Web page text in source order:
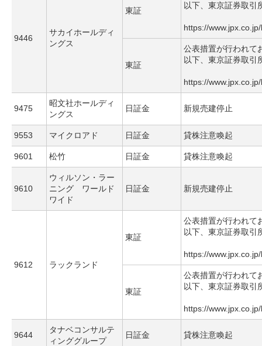
9446
サカイホールディ
ングス
東証
以下、東京証券取引
https://
東証
公表措置が行われて
以下、東京証券取引
https://
9475
昭文社ホールディ
ングス
日証金 新規売建停止
9553 マイクロアド 日証金 貸株注意喚起
9601 松竹 日証金 貸株注意喚起
9610
ウィルソン・ラー
ニング ワールド
ワイド
日証金 新規売建停止
9612 ラックランド
東証
公表措置が行われて
以下、東京証券取引
https://
東証
公表措置が行われて
以下、東京証券取引
https://
9644
タナベコンサルテ
ィンググループ
日証金 貸株注意喚起